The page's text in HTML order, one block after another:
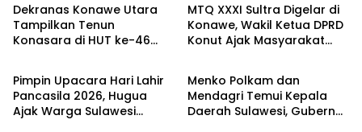
Budaya Bajau
Dekranas Konawe Utara
Tampilkan Tenun
Konasara di HUT ke-46
MTQ XXXI Sultra Digelar di
Konawe, Wakil Ketua DPRD
Konut Ajak Masyarakat
Daerah
Pimpin Upacara Hari Lahir
Pancasila 2026, Hugua
Ajak Warga Sulawesi
Daerah
Menko Polkam dan
Mendagri Temui Kepala
Daerah Sulawesi, Gubernur